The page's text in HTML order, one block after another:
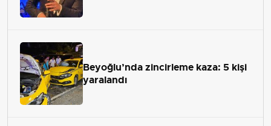
Beyoğlu’nda zincirleme kaza: 5 kişi
yaralandı